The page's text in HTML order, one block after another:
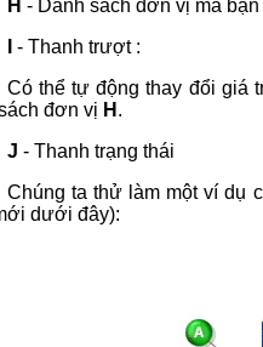
H - Danh sách đơn vị mà
- Thanh trượt :
Có thể tự động thay đổi giá
đơn vị H .
J - Thanh trạng thái
Chúng ta thử làm một ví dụ
dưới đây):